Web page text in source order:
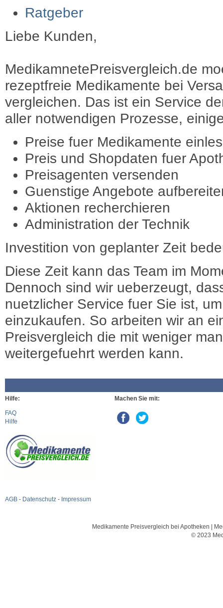
Ratgeber
Liebe Kunden,
MedikamnetePreisvergleich.de
rezeptfreie Medikamente bei
vergleichen. Das ist ein Service
aller notwendigen Prozesse,
Preise fuer Medikamente
Preis und Shopdaten fuer
Preisagenten versenden
Guenstige Angebote
Aktionen recherchieren
Administration der Technik
Investition von geplanter Zeit
Diese Zeit kann das Team im
Dennoch sind wir ueberzeugt,
nuetzlicher Service fuer Sie ist,
einzukaufen. So arbeiten wir an
Preisvergleich die mit weniger
weitergefuehrt werden kann.
Hilfe:
FAQ
Hilfe
AGB - Datenschutz - Impressum
Machen Sie mit:
Medikamente Preisvergleich bei Apotheken |
© 2023